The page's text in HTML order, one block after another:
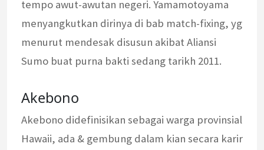
tempo awut-awutan negeri. Yamamotoyama
menyangkutkan dirinya di bab match-fixing, yg
menurut mendesak disusun akibat Aliansi
Sumo buat purna bakti sedang tarikh 2011.
Akebono
Akebono didefinisikan sebagai warga provinsial
Hawaii, ada & gembung dalam kian secara karir